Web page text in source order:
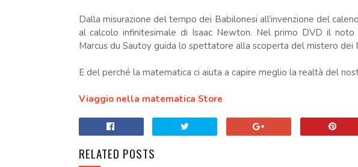
Dalla misurazione del tempo dei Babilonesi all’invenzione del
al calcolo infinitesimale di Isaac Newton. Nel primo DVD il
Marcus du Sautoy guida lo spettatore alla scoperta del mistero dei
E del perché la matematica ci aiuta a capire meglio la realtà del
Viaggio nella matematica Store
RELATED POSTS